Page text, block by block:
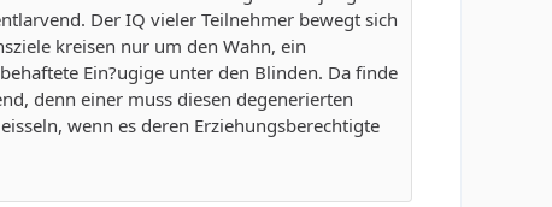
Der IQ vieler Teilnehmer bewegt sich
kreisen nur um den Wahn, ein
Ein?ugige unter den Blinden. Da finde
denn einer muss diesen degenerierten
wenn es deren Erziehungsberechtigte